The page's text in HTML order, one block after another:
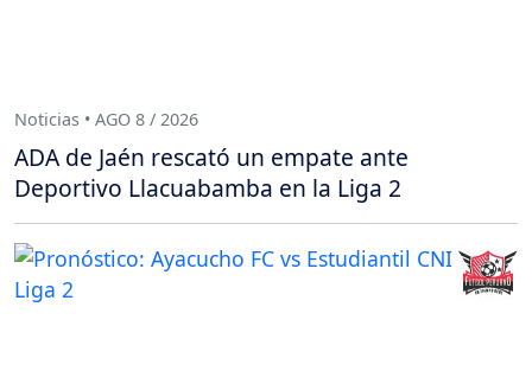
Noticias • AGO 8 / 2026
ADA de Jaén rescató un empate ante
Deportivo Llacuabamba en la Liga 2